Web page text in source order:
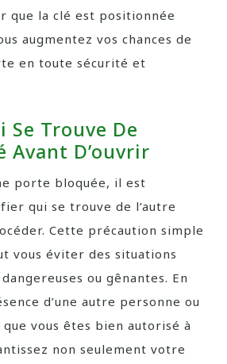
que la clé est positionnée
augmentez vos chances de
en toute sécurité et
Se Trouve De
Avant D’ouvrir
porte bloquée, il est
qui se trouve de l’autre
Cette précaution simple
vous éviter des situations
ou gênantes. En
d’une autre personne ou
vous êtes bien autorisé à
non seulement votre